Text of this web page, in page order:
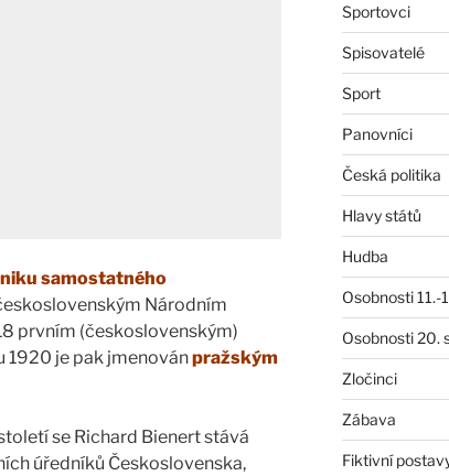
samostatného
Národním
prvním (československým)
1920 je pak jmenovánpražským
se Richard Bienert stává
úředníků Československa,
Sportovci
Spisovatelé
Sport
Panovníci
Česká politika
Hlavy států
Hudba
Osobnosti 11.-
Osobnosti 20.
Zločinci
Zábava
Fiktivní